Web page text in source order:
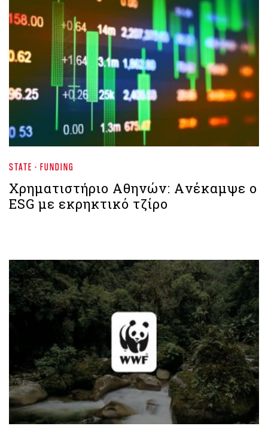
STATE - FUNDING
Χρηματιστήριο Αθηνών: Aνέκαμψε ο
ESG με εκρηκτικό τζίρο